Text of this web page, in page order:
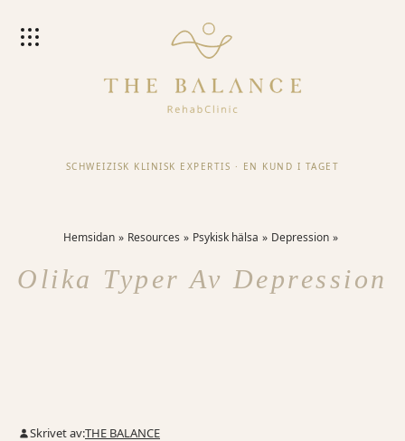
SCHWEIZISK KLINISK EXPERTIS · EN KUND I TAGET
Hemsidan Resources Psykisk hälsa Depression
Olika Typer Av Depression
Skrivet av:THE BALANCE